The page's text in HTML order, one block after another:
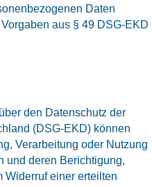
Daten
aus § 49 DSG-EKD
den Datenschutz der
(DSG-EKD) können
Verarbeitung oder Nutzung
und deren Berichtigung,
Widerruf einer erteilten